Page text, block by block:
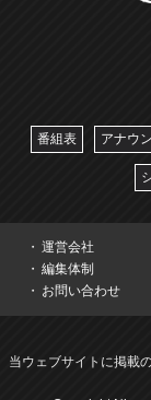
番組表 アナウ
運営会社
編集体制
お問い合わせ
当ウェブサイトに掲載